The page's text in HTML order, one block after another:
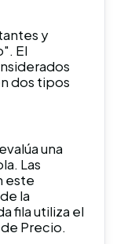
y
El
dos tipos
una
Las
este
la
fila utiliza el
Precio.